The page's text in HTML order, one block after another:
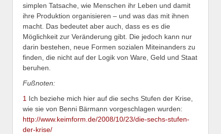
simplen Tatsache, wie Menschen ihr Leben und damit
ihre Produktion organisieren – und was das mit ihnen
macht. Das bedeutet aber auch, dass es es die
Möglichkeit zur Veränderung gibt. Die jedoch kann nur
darin bestehen, neue Formen sozialen Miteinanders zu
finden, die nicht auf der Logik von Ware, Geld und Staat
beruhen.
Fußnoten:
1 Ich beziehe mich hier auf die sechs Stufen der Krise,
wie sie von Benni Bärmann vorgeschlagen wurden:
http://www.keimform.de/2008/10/23/die-sechs-stufen-
der-krise/